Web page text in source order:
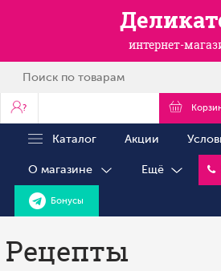
интернет-
?
Каталог Акции
О магазине Ещё
Бонусы
Рецепты